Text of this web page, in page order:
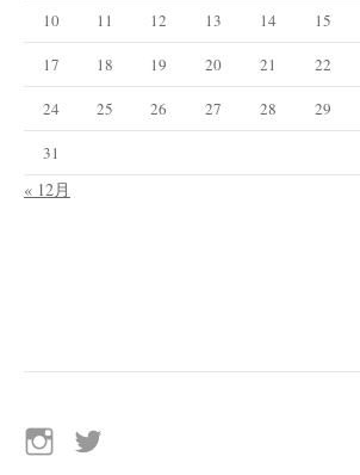
10 11 12 13 14 15
17 18 19 20 21 22
24 25 26 27 28 29
31
« 12月